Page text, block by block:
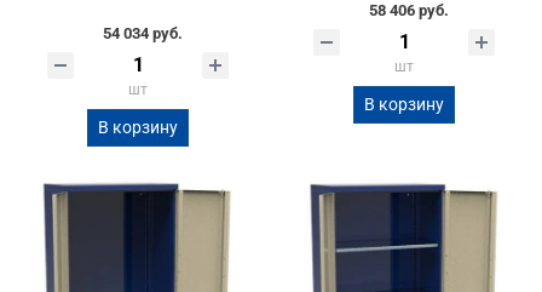
54 034 руб.
шт
В корзину
58 406 руб.
шт
В корзину